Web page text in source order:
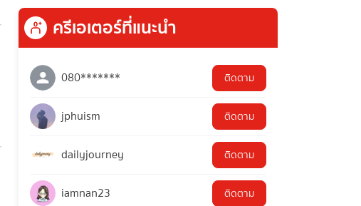
ครีเอเตอร์ที่แนะนำ
080******* ติดตาม
jphuism ติดตาม
dailyjourney ติดตาม
iamnan23 ติดตาม